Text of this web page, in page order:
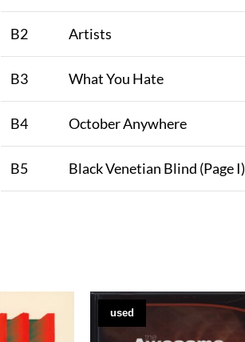
B2 Artists
B3 What You Hate
B4 October Anywhere
B5 Black Venetian Blind (Page I)
used